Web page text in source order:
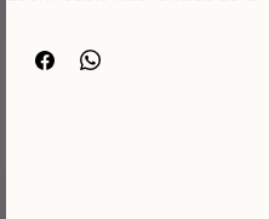
está confeccionado
de poliéster de gran durabilidad,